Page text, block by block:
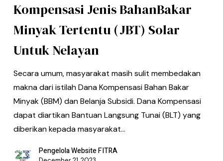
Kompensasi Jenis BahanBakar
Minyak Tertentu (JBT) Solar
Untuk Nelayan
Secara umum, masyarakat masih sulit membedakan
makna dari istilah Dana Kompensasi Bahan Bakar
Minyak (BBM) dan Belanja Subsidi. Dana Kompensasi
dapat diartikan Bantuan Langsung Tunai (BLT) yang
diberikan kepada masyarakat…
Pengelola Website FITRA